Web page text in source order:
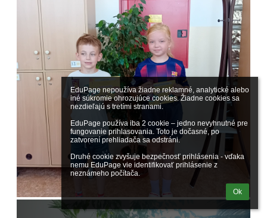
EduPage nepoužíva žiadne reklamné, analytické alebo
iné súkromie ohrozujúce cookies. Žiadne cookies sa
nezdieľajú s tretími stranami.
EduPage používa iba 2 cookie – jedno nevyhnutné pre
fungovanie prihlasovania. Toto je dočasné, po
zatvorení prehliadača sa odstráni.
Druhé cookie zvyšuje bezpečnosť prihlásenia - vďaka
nemu EduPage vie identifikovať prihlásenie z
neznámeho počítača.
Ok